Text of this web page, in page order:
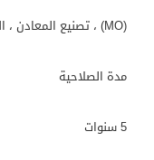
(MO) ، تصنيع المعادن ، النفط والغاز ، النقل
مدة الصلاحية
5 سنوات